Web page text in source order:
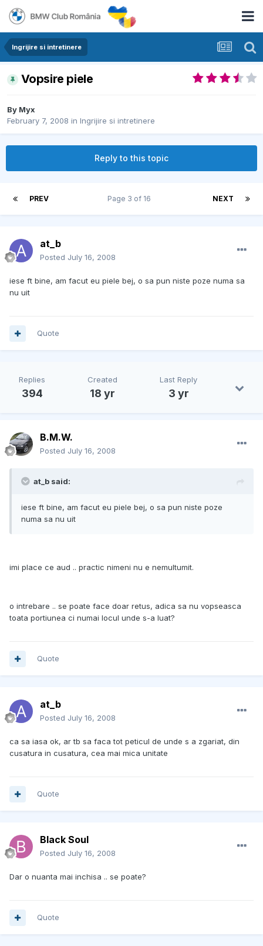
Ingrijire si intretinere
Vopsire piele
By Myx
February 7, 2008 in Ingrijire si intretinere
Reply to this topic
PREV NEXT
Page 3 of 16
at_b
Posted July 16, 2008
iese ft bine, am facut eu piele bej, o sa pun niste poze numa sa
nu uit
Quote
Replies
394
Created
18 yr
Last Reply
3 yr
B.M.W.
Posted July 16, 2008
at_b said:
iese ft bine, am facut eu piele bej, o sa pun niste poze
numa sa nu uit
imi place ce aud .. practic nimeni nu e nemultumit.
o intrebare .. se poate face doar retus, adica sa nu vopseasca
toata portiunea ci numai locul unde s-a luat?
Quote
at_b
Posted July 16, 2008
ca sa iasa ok, ar tb sa faca tot peticul de unde s a zgariat, din
cusatura in cusatura, cea mai mica unitate
Quote
Black Soul
Posted July 16, 2008
Dar o nuanta mai inchisa .. se poate?
Quote